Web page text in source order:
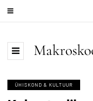
ÜHISKOND & KULTUUR